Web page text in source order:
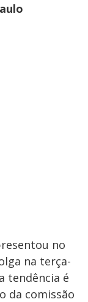
no
na terça-
tendência é
da comissão